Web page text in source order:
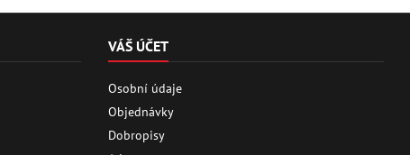
VÁŠ ÚČET
Osobní údaje
Objednávky
Dobropisy